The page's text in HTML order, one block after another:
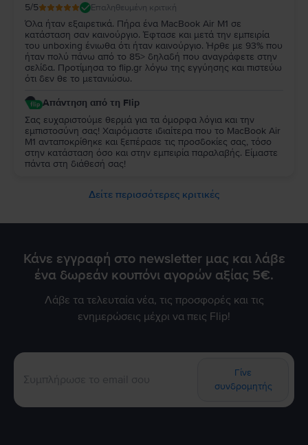
5/5 Επαληθευμένη κριτική
Όλα ήταν εξαιρετικά. Πήρα ένα MacBook Air M1 σε
κατάσταση σαν καινούργιο. Έφτασε και μετά την εμπειρία
του unboxing ένιωθα ότι ήταν καινούργιο. Ήρθε με 93% που
ήταν πολύ πάνω από το 85> δηλαδή που αναγράφετε στην
σελίδα. Προτίμησα το flip.gr λόγω της εγγύησης και πιστεύω
ότι δεν θε το μετανιώσω.
Απάντηση από τη Flip
Σας ευχαριστούμε θερμά για τα όμορφα λόγια και την
εμπιστοσύνη σας! Χαιρόμαστε ιδιαίτερα που το MacBook Air
M1 ανταποκρίθηκε και ξεπέρασε τις προσδοκίες σας, τόσο
στην κατάσταση όσο και στην εμπειρία παραλαβής. Είμαστε
πάντα στη διάθεσή σας!
Δείτε περισσότερες κριτικές
Κάνε εγγραφή στο newsletter μας και λάβε
ένα δωρεάν κουπόνι αγορών αξίας 5€.
Λάβε τα τελευταία νέα, τις προσφορές και τις
ενημερώσεις μέχρι να πεις Flip!
Γίνε
συνδρομητής